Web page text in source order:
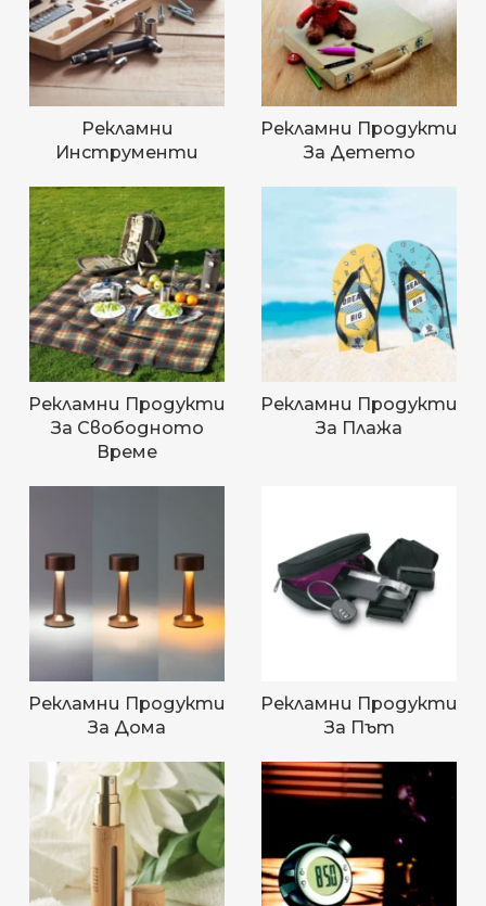
Рекламни
Инструменти
Рекламни Продукти
За Детето
Рекламни Продукти
За Свободното
Време
Рекламни Продукти
За Плажа
Рекламни Продукти
За Дома
Рекламни Продукти
За Път